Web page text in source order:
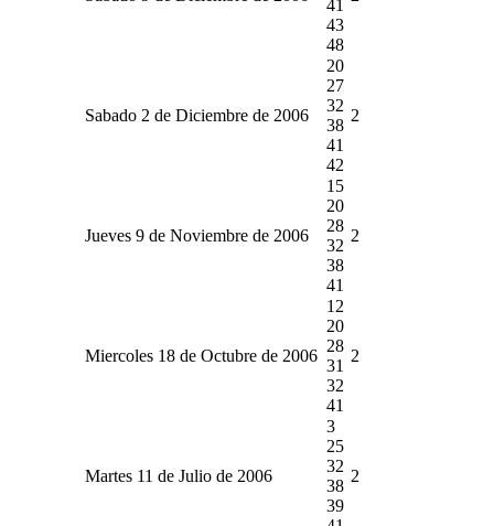
41
43
48
Sabado 2 de Diciembre de 2006
20
27
32
38
41
42
2
Jueves 9 de Noviembre de 2006
15
20
28
32
38
41
2
Miercoles 18 de Octubre de 2006
12
20
28
31
32
41
2
Martes 11 de Julio de 2006
3
25
32
38
39
2